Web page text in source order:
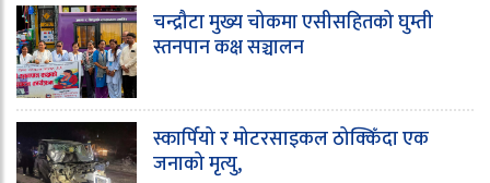
चन्द्रौटा मुख्य चोकमा एसीसहितको घुम्ती
स्तनपान कक्ष सञ्चालन
स्कार्पियो र मोटरसाइकल ठोक्किँदा एक
जनाको मृत्यु,